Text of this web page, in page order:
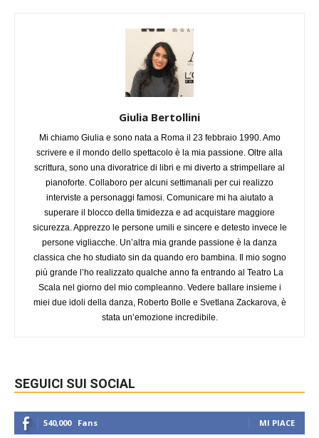
Giulia Bertollini
Mi chiamo Giulia e sono nata a Roma il 23 febbraio 1990. Amo
scrivere e il mondo dello spettacolo è la mia passione. Oltre alla
scrittura, sono una divoratrice di libri e mi diverto a strimpellare al
pianoforte. Collaboro per alcuni settimanali per cui realizzo
interviste a personaggi famosi. Comunicare mi ha aiutato a
superare il blocco della timidezza e ad acquistare maggiore
sicurezza. Apprezzo le persone umili e sincere e detesto invece le
persone vigliacche. Un’altra mia grande passione è la danza
classica che ho studiato sin da quando ero bambina. Il mio sogno
più grande l’ho realizzato qualche anno fa entrando al Teatro La
Scala nel giorno del mio compleanno. Vedere ballare insieme i
miei due idoli della danza, Roberto Bolle e Svetlana Zackarova, è
stata un’emozione incredibile.
SEGUICI SUI SOCIAL
540,000 Fans MI PIACE